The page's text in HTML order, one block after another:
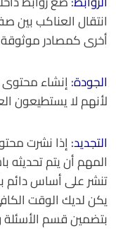
انتقال العناكب بين
أخرى كمصادر
الجودة:إنشاء محتوى
لأنهم لا يستطيعون
التجديد:إذا نشرت
المهم أن يتم تحديثه
تنشر على أساس دائم
يكن لديك الوقت
بتضمين قسم